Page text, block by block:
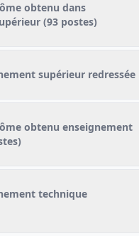
obtenu dans
(93 postes)
supérieur redressée
obtenu enseignement
technique